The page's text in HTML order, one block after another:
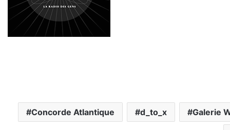
Concorde Atlantique d_to_x Galerie